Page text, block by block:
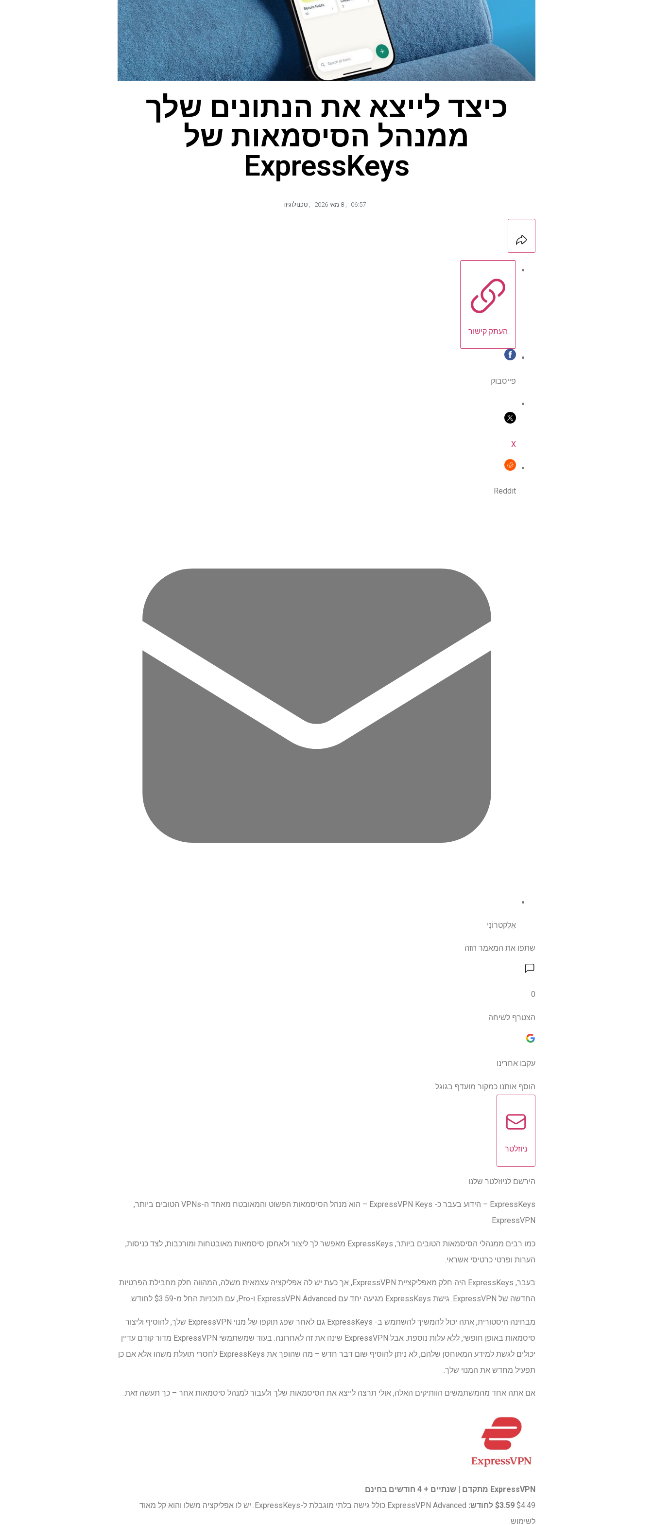
כיצד לייצא את הנתונים שלך
ממנהל הסיסמאות של
ExpressKeys
06:57
,
, טכנולוגיה
העתק קישור
פייסבוק
X
Reddit
אֶלֶקטרוֹנִי
שתפו את המאמר הזה
0
הצטרף לשיחה
עקבו אחרינו
הוסף אותנו כמקור מועדף בגוגל
ניוזלטר
הירשם לניוזלטר שלנו
ExpressKeys – הידוע בעבר כ- ExpressVPN Keys – הוא מנהל הסיסמאות הפשוט והמאובטח מאחד ה-VPNs הטובים ביותר,
ExpressVPN.
כמו רבים ממנהלי הסיסמאות הטובים ביותר, ExpressKeys מאפשר לך ליצור ולאחסן סיסמאות מאובטחות ומורכבות, לצד כניסות,
הערות ופרטי כרטיסי אשראי.
בעבר, ExpressKeys היה חלק מאפליקציית ExpressVPN, אך כעת יש לה אפליקציה עצמאית משלה, המהווה חלק מחבילת הפרטיות
החדשה של ExpressVPN. גישת ExpressKeys מגיעה יחד עם ExpressVPN Advanced ו-Pro, עם תוכניות החל מ-$3.59 לחודש.
מבחינה היסטורית, אתה יכול להמשיך להשתמש ב- ExpressKeys גם לאחר שפג תוקפו של מנוי ExpressVPN שלך, להוסיף וליצור
סיסמאות באופן חופשי, ללא עלות נוספת. אבל ExpressVPN שינה את זה לאחרונה. בעוד שמשתמשי ExpressVPN מדור קודם עדיין
יכולים לגשת למידע המאוחסן שלהם, לא ניתן להוסיף שום דבר חדש – מה שהופך את ExpressKeys לחסרי תועלת משהו אלא אם כן
תפעיל מחדש את המנוי שלך.
אם אתה אחד מהמשתמשים הוותיקים האלה, אולי תרצה לייצא את הסיסמאות שלך ולעבור למנהל סיסמאות אחר – כך תעשה זאת.
ExpressVPN מתקדם | שנתיים + 4 חודשים בחינם
$4.49
ExpressVPN Advanced כולל גישה בלתי מוגבלת ל-ExpressKeys. יש לו אפליקציה משלו והוא קל מאוד
לשימוש.